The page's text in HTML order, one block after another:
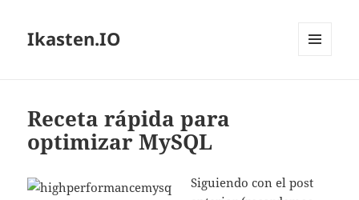
Ikasten.IO
Receta rápida para
optimizar MySQL
Siguiendo con el post